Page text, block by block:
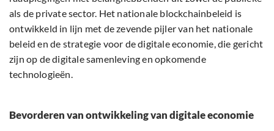
als de private sector. Het nationale blockchainbeleid is
ontwikkeld in lijn met de zevende pijler van het nationale
beleid en de strategie voor de digitale economie, die gericht
zijn op de digitale samenleving en opkomende
technologieën.
Bevorderen van ontwikkeling van digitale economie